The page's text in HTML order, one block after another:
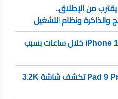
تسريب: هاتف Galaxy A18 يقترب من الإطلاق..
تسريب: أبل قد ترفع أسعار iPhone 17 خلال ساعات بسبب
تسريبات Xiaomi Pad 9 وPad 9 Pro تكشف شاشة 3.2K